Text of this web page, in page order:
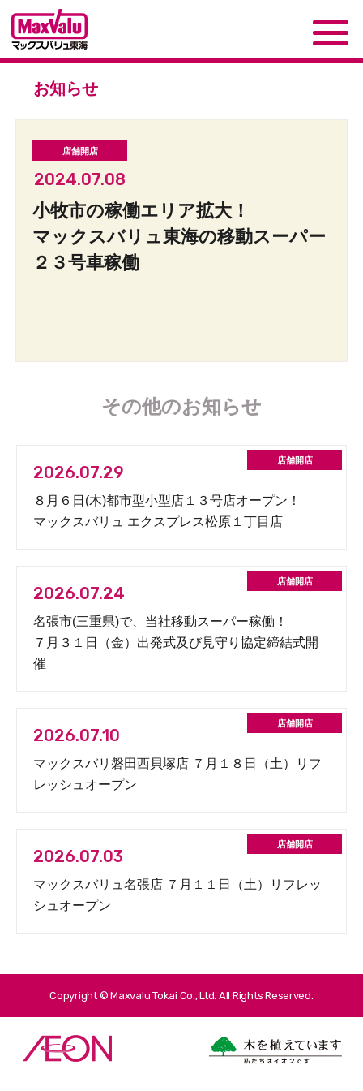
お知らせ
2024.07.08
小牧市の稼働エリア拡大！
マックスバリュ東海の移動スーパー
２３号車稼働
その他のお知らせ
2026.07.29
８月６日(木)都市型小型店１３号店オープン！
マックスバリュ エクスプレス松原１丁目店
2026.07.24
名張市(三重県)で、当社移動スーパー稼働！
７月３１日（金）出発式及び見守り協定締結式開
催
2026.07.10
マックスバリ磐田西貝塚店 ７月１８日（土）リフ
レッシュオープン
2026.07.03
マックスバリュ名張店 ７月１１日（土）リフレッ
シュオープン
Copyright © Maxvalu Tokai Co., Ltd. All Rights Reserved.